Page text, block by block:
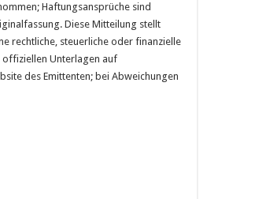
Haftungsansprüche sind
Diese Mitteilung stellt
rechtliche, steuerliche oder finanzielle
offiziellen Unterlagen auf
des Emittenten; bei Abweichungen